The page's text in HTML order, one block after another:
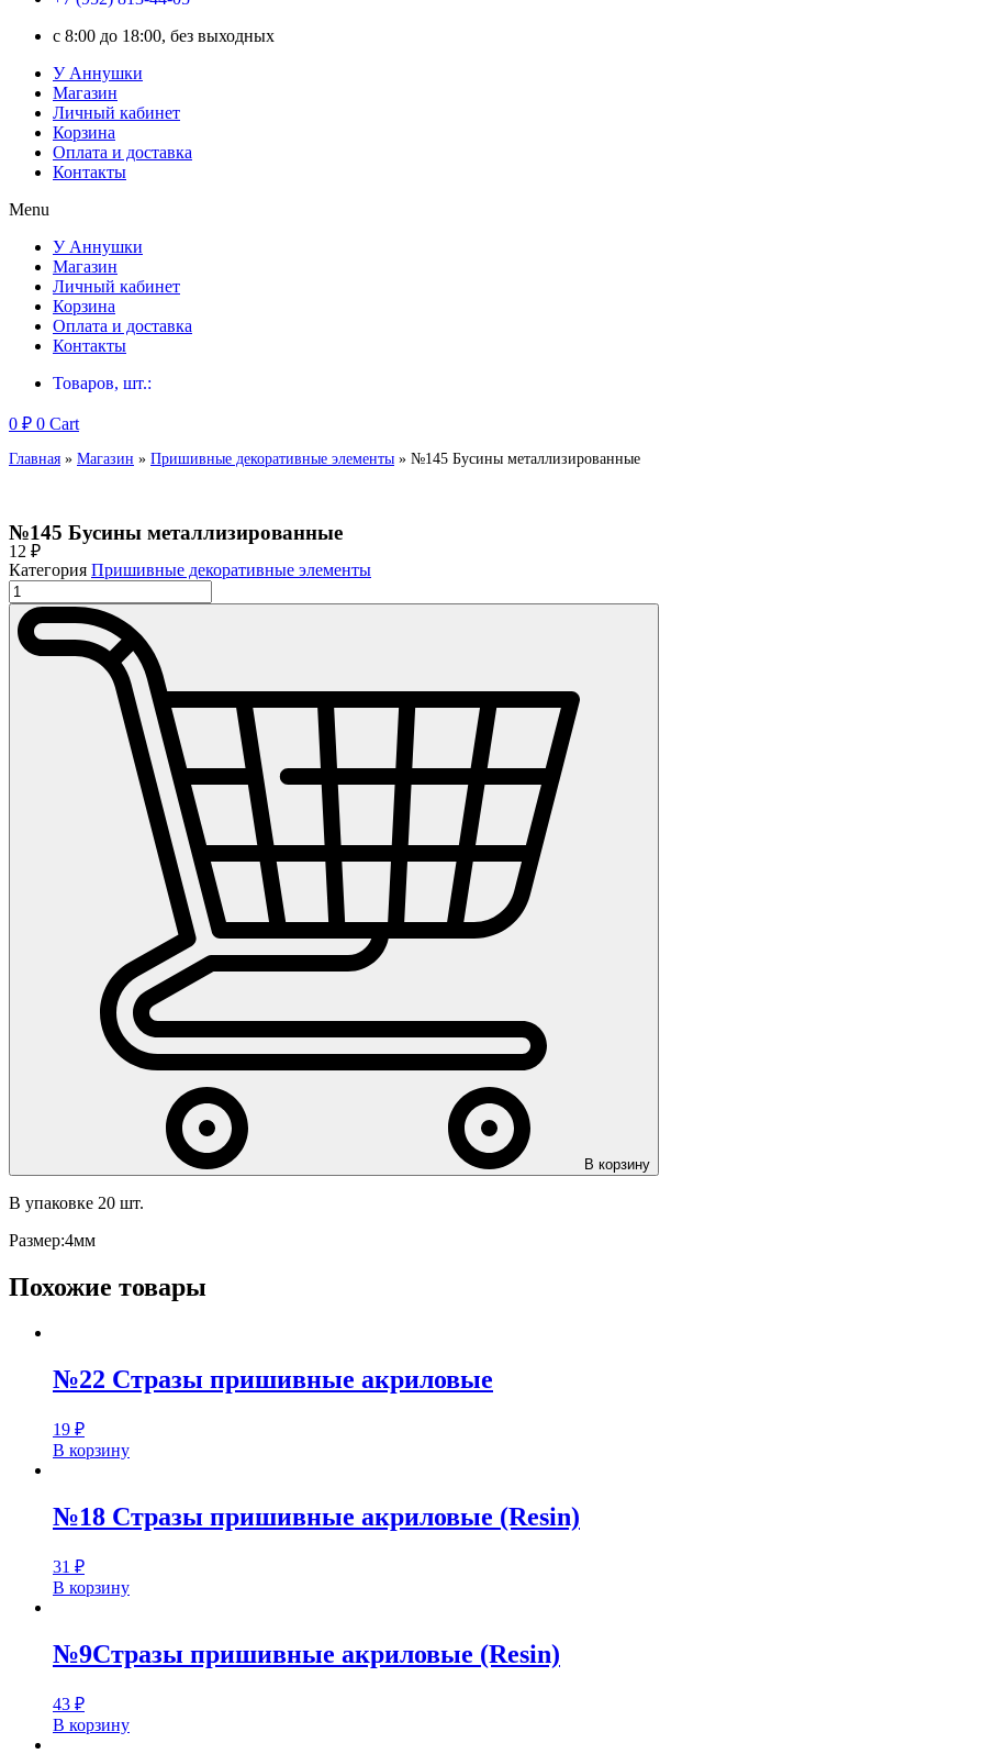
c 8:00 до 18:00, без выходных
У Аннушки
Магазин
Личный кабинет
Корзина
Оплата и доставка
Контакты
Menu
У Аннушки
Магазин
Личный кабинет
Корзина
Оплата и доставка
Контакты
Товаров, шт.:
0 ₽ 0 Cart
Главная » Магазин » Пришивные декоративные элементы » №145 Бусины металлизированные
№145 Бусины металлизированные
12 ₽
Категория Пришивные декоративные элементы
Количество
товара
№145
Бусины
металлизированные
В корзину
В упаковке 20 шт.
Размер:4мм
Похожие товары
№22 Стразы пришивные акриловые
19 ₽
В корзину
№18 Стразы пришивные акриловые (Resin)
31 ₽
В корзину
№9Стразы пришивные акриловые (Resin)
43 ₽
В корзину